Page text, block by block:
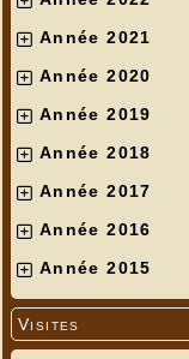
Année 2021
Année 2020
Année 2019
Année 2018
Année 2017
Année 2016
Année 2015
Visites